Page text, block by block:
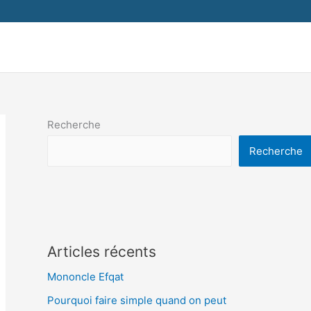
Recherche
Recherche
Articles récents
Mononcle Efqat
Pourquoi faire simple quand on peut